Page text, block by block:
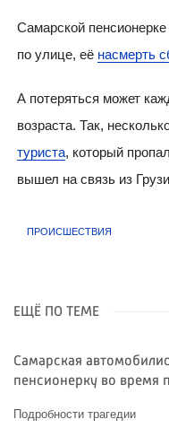
Самарской
по улице, её насмерть
А потеряться может
возраста. Так,
туриста, который
вышел на связь из
ПРОИСШЕСТВИЯ
ЕЩЁ ПО ТЕМЕ
Самарская
пенсионерку во время
Подробности трагедии